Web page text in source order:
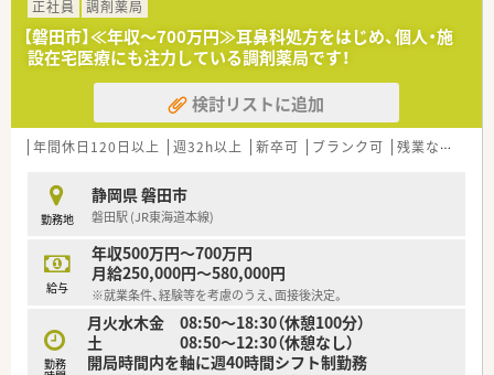
正社員
調剤薬局
【磐田市】≪年収～700万円≫耳鼻科処方をはじめ、個人・施
設在宅医療にも注力している調剤薬局です！
検討リストに追加
年間休日120日以上 週32h以上 新卒可 ブランク可 残業なし(ほぼなし含む)
勤務地
静岡県 磐田市
磐田駅 (JR東海道本線)
給与
年収500万円～700万円
月給250,000円～580,000円
※就業条件、経験等を考慮のうえ、面接後決定。
勤務
月火水木金 08:50～18:30（休憩100分）
土 08:50～12:30（休憩なし）
開局時間内を軸に週40時間シフト制勤務